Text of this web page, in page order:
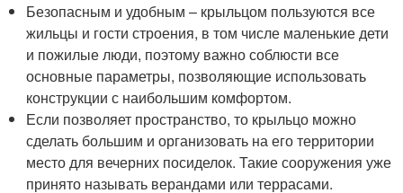
Безопасным и удобным – крыльцом пользуются все
жильцы и гости строения, в том числе маленькие дети
и пожилые люди, поэтому важно соблюсти все
основные параметры, позволяющие использовать
конструкции с наибольшим комфортом.
Если позволяет пространство, то крыльцо можно
сделать большим и организовать на его территории
место для вечерних посиделок. Такие сооружения уже
принято называть верандами или террасами.